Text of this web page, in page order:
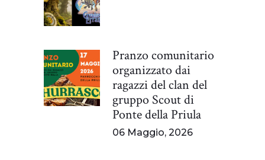
Pranzo comunitario
organizzato dai
ragazzi del clan del
gruppo Scout di
Ponte della Priula
06 Maggio, 2026